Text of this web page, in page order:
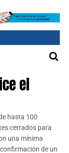
el
hasta 100
cerrados para
una mínima
de un